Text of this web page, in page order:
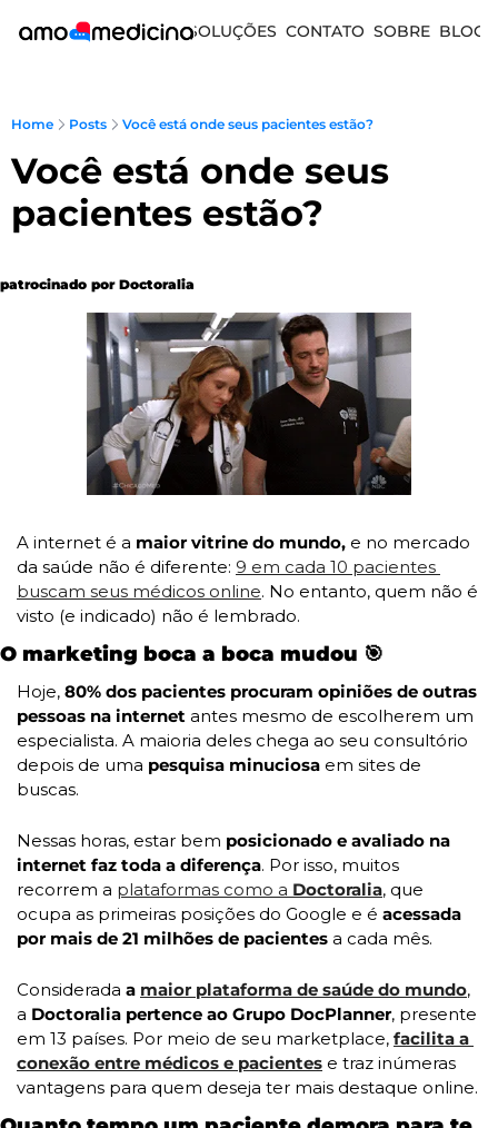
SOLUÇÕES CONTATO SOBRE BLOG
Home Posts Você está onde seus pacientes estão?
Você está onde seus
pacientes estão?
patrocinado por Doctoralia
A internet é a maior vitrine do mundo, e no mercado
da saúde não é diferente: 9 em cada 10 pacientes
buscam seus médicos online. No entanto, quem não é
visto (e indicado) não é lembrado.
O marketing boca a boca mudou 🎯
Hoje, 80% dos pacientes procuram opiniões de outras
pessoas na internet antes mesmo de escolherem um
especialista. A maioria deles chega ao seu consultório
depois de uma pesquisa minuciosa em sites de
buscas.
Nessas horas, estar bem posicionado e avaliado na
internet faz toda a diferença. Por isso, muitos
recorrem a plataformas como a Doctoralia, que
ocupa as primeiras posições do Google e é acessada
por mais de 21 milhões de pacientes a cada mês.
Considerada a maior plataforma de saúde do mundo,
a Doctoralia pertence ao Grupo DocPlanner, presente
em 13 países. Por meio de seu marketplace, facilita a
conexão entre médicos e pacientes e traz inúmeras
vantagens para quem deseja ter mais destaque online.